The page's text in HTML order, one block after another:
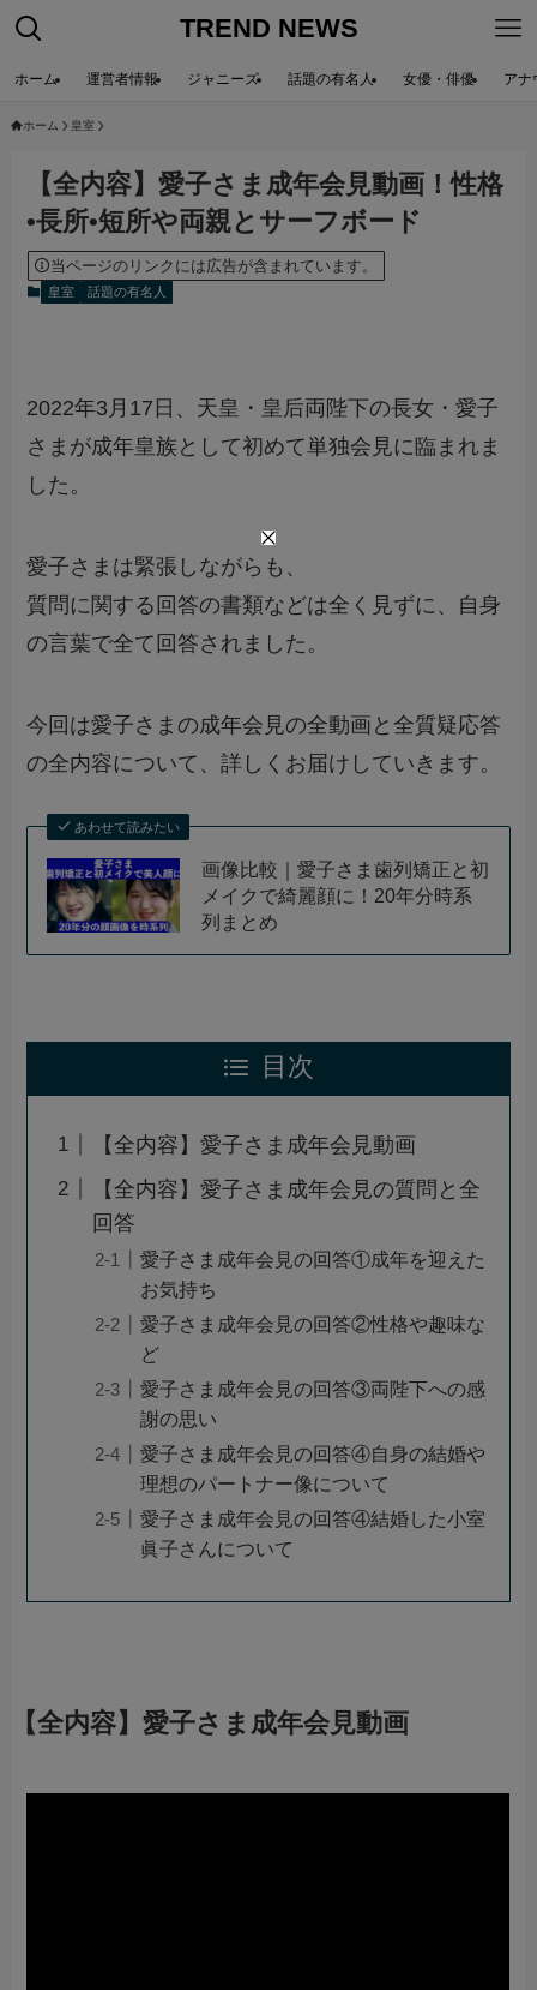
TREND NEWS
ホーム 運営者情報 ジャニーズ 話題の有名人 女優・俳優 アナ
ホーム 皇室
【全内容】愛子さま成年会見動画！性格
•長所•短所や両親とサーフボード
当ページのリンクには広告が含まれています。
皇室 話題の有名人
2022年3月17日、天皇・皇后両陛下の長女・愛子
さまが成年皇族として初めて単独会見に臨まれま
した。
愛子さまは緊張しながらも、
質問に関する回答の書類などは全く見ずに、自身
の言葉で全て回答されました。
今回は愛子さまの成年会見の全動画と全質疑応答
の全内容について、詳しくお届けしていきます。
あわせて読みたい
画像比較｜愛子さま歯列矯正と初
メイクで綺麗顔に！20年分時系
列まとめ
目次
【全内容】愛子さま成年会見動画
【全内容】愛子さま成年会見の質問と全
回答
愛子さま成年会見の回答①成年を迎えた
お気持ち
愛子さま成年会見の回答②性格や趣味な
ど
愛子さま成年会見の回答③両陛下への感
謝の思い
愛子さま成年会見の回答④自身の結婚や
理想のパートナー像について
愛子さま成年会見の回答④結婚した小室
眞子さんについて
【全内容】愛子さま成年会見動画